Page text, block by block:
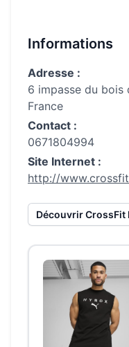
Informations
Adresse :
6 impasse du bois
France
Contact :
0671804994
Site Internet :
http://
DécouvrirCrossFit